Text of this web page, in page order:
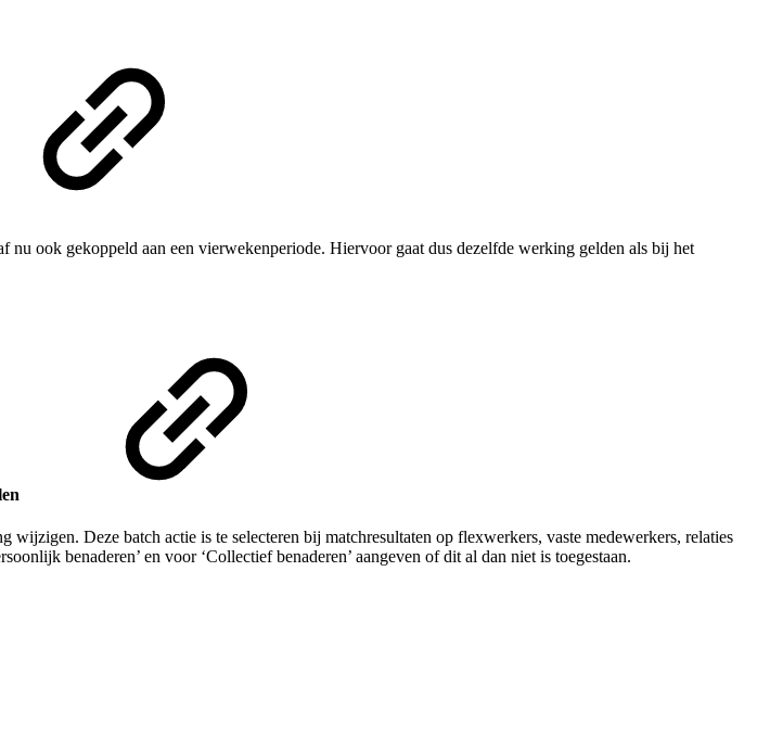
ook gekoppeld aan een vierwekenperiode. Hiervoor gaat dus dezelfde werking gelden als bij het
Deze batch actie is te selecteren bij matchresultaten op flexwerkers, vaste medewerkers, relaties
benaderen’ en voor ‘Collectief benaderen’ aangeven of dit al dan niet is toegestaan.